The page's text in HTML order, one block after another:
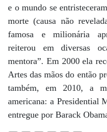
e o mundo se
morte (causa não
famosa e milionária
reiterou em diversas
mentora”. Em 2000 ela
Artes das mãos do então
também, em 2010, a
americana: a Presidential
entregue por Barack